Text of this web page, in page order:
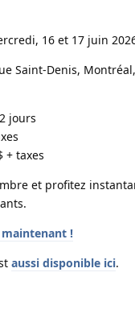
16 et 17 juin
Saint-Denis, Montréal,
jours
+ taxes
et profitez
!
aussi disponible ici.